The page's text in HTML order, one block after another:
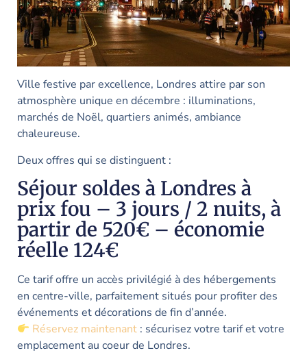
Ville festive par excellence, Londres attire par son
atmosphère unique en décembre : illuminations,
marchés de Noël, quartiers animés, ambiance
chaleureuse.
Deux offres qui se distinguent :
Séjour soldes à Londres à
prix fou – 3 jours / 2 nuits, à
partir de 520€ – économie
réelle 124€
Ce tarif offre un accès privilégié à des hébergements
en centre-ville, parfaitement situés pour profiter des
événements et décorations de fin d’année.
Réservez maintenant : sécurisez votre tarif et votre
emplacement au coeur de Londres.